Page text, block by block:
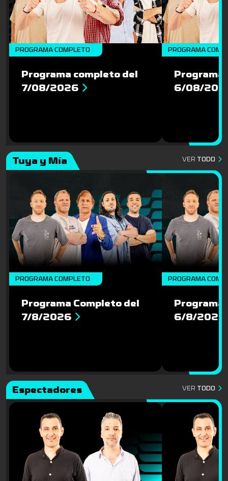
PROGRAMA COMPLETO
Programa completo del
7/08/2026
PROGRAMA
Programa
6/08/
Tuya y Mía VER TODO
PROGRAMA COMPLETO
Programa Completo del
7/8/2026
PROGRAMA
Programa
6/8/2026
Espectadores VER TODO